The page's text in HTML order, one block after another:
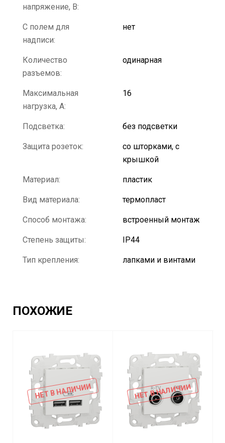
напряжение, В:
С полем для
надписи:
нет
Количество
разъемов:
одинарная
Максимальная
нагрузка, А:
16
Подсветка: без подсветки
Защита розеток:
со шторками, с
крышкой
Материал: пластик
Вид материала: термопласт
Способ монтажа: встроенный монтаж
Степень защиты: IP44
Тип крепления: лапками и винтами
ПОХОЖИЕ
НЕТ В НАЛИЧИИ НЕТ В НАЛИЧИИ